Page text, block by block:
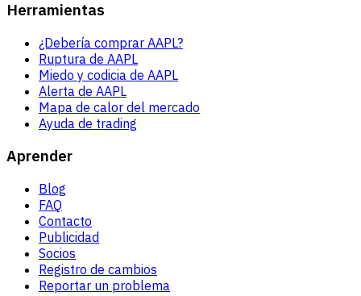
Herramientas
¿Debería comprar AAPL?
Ruptura de AAPL
Miedo y codicia de AAPL
Alerta de AAPL
Mapa de calor del mercado
Ayuda de trading
Aprender
Blog
FAQ
Contacto
Publicidad
Socios
Registro de cambios
Reportar un problema